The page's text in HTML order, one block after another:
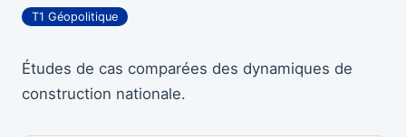
T1 Géopolitique
Études de cas comparées des dynamiques de
construction nationale.